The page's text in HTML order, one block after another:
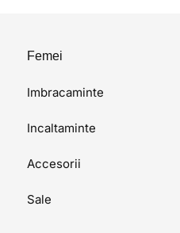
Femei
Imbracaminte
Incaltaminte
Accesorii
Sale